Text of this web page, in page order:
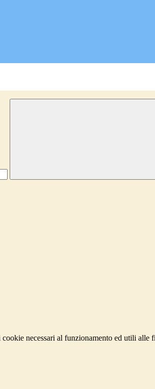
necessari al funzionamento ed utili alle